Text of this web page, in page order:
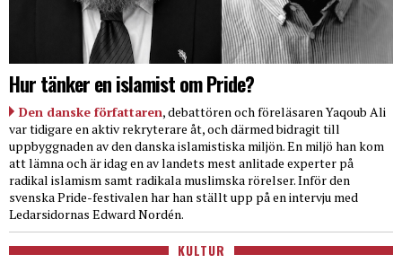
Hur tänker en islamist om Pride?
Den danske författaren, debattören och föreläsaren Yaqoub Ali
var tidigare en aktiv rekryterare åt, och därmed bidragit till
uppbyggnaden av den danska islamistiska miljön. En miljö han kom
att lämna och är idag en av landets mest anlitade experter på
radikal islamism samt radikala muslimska rörelser. Inför den
svenska Pride-festivalen har han ställt upp på en intervju med
Ledarsidornas Edward Nordén.
KULTUR